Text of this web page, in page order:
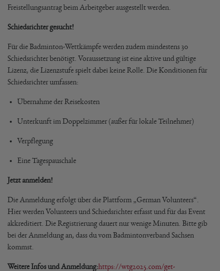
Freistellungsantrag beim Arbeitgeber ausgestellt werden.
Schiedsrichter gesucht!
Für die Badminton-Wettkämpfe werden zudem mindestens 30
Schiedsrichter benötigt. Voraussetzung ist eine aktive und gültige
Lizenz, die Lizenzstufe spielt dabei keine Rolle. Die Konditionen für
Schiedsrichter umfassen:
Übernahme der Reisekosten
Unterkunft im Doppelzimmer (außer für lokale Teilnehmer)
Verpflegung
Eine Tagespauschale
Jetzt anmelden!
Die Anmeldung erfolgt über die Plattform „German Volunteers“.
Hier werden Volunteers und Schiedsrichter erfasst und für das Event
akkreditiert. Die Registrierung dauert nur wenige Minuten. Bitte gib
bei der Anmeldung an, dass du vom Badmintonverband Sachsen
kommst.
Weitere Infos und Anmeldung:https://wtg2025.com/get-